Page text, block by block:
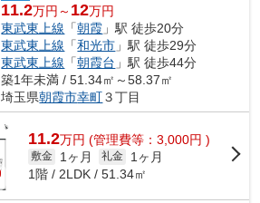
11.2万円～ 12万円
東武東上線 「朝霞 」駅 徒歩20分
東武東上線 「和光市 」駅 徒歩29分
東武東上線 「朝霞台 」駅 徒歩44分
築1年未満 / 51.34㎡～58.37㎡
埼玉県朝霞市幸町３丁目
11.2万円 (管理費等：3,000円 )
敷金 1ヶ月 礼金
1ヶ月
1階 / 2LDK / 51.34㎡